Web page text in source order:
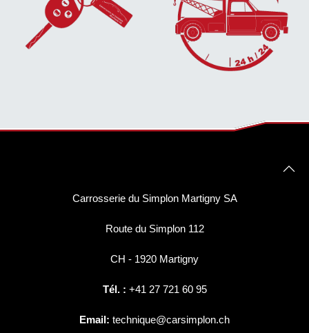
EN SAVOIR
Carrosserie du Simplon Martigny SA
Route du Simplon 112
CH - 1920 Martigny
Tél. : +41 27 721 60 95
Email: technique@carsimplon.ch